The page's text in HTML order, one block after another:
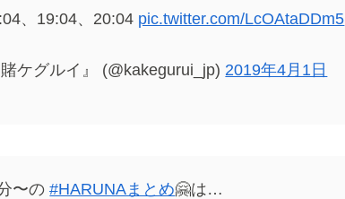
、19:04、20:04 pic.twitter.com/LcOAtaDDm5
ケグルイ』 (@kakegurui_jp) 2019年4月1日
〜の#HARUNAまとめ🤗は…